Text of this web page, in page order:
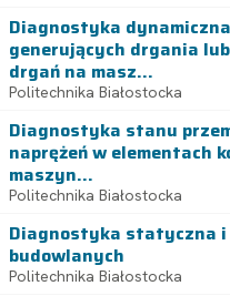
Diagnostyka
generujących drgania
drgań na masz...
Politechnika Białostocka
Diagnostyka stanu
naprężeń w elementach
maszyn...
Politechnika Białostocka
Diagnostyka statyczna
budowlanych
Politechnika Białostocka